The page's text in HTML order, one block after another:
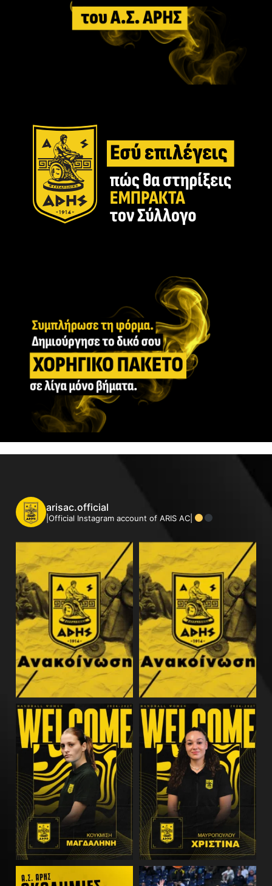
arisac.official
|Official Instagram account of ARIS AC|